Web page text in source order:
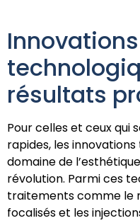
Innovations
résultats
Pour celles et ceux qui
rapides, les
domaine de
révolution. Parmi ces
traitements comme le
focalisés et les